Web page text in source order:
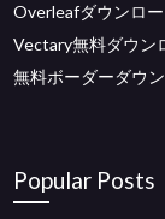
Overleafダウンロ
Vectary無料ダウン
無料ボーダーダウ
Popular Posts